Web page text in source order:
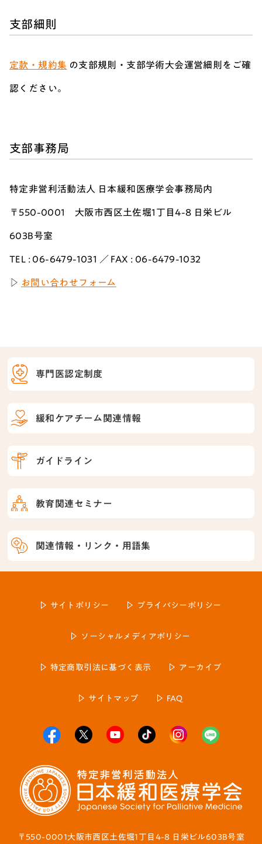
専門医認定制度
緩和ケアチーム関連情報
ガイドライン
教育関連セミナー
関連情報・リンク・用語集
支部細則
定款・規約集 の支部規則・支部学術大会運営細則をご確
認ください。
支部事務局
特定非営利活動法人 日本緩和医療学会事務局内
〒550-0001 大阪市西区土佐堀1丁目4-8 日栄ビル
603B号室
TEL : 06-6479-1031 ／ FAX : 06-6479-1032
▷ お問い合わせフォーム
〒550-0001大阪市西区土佐堀1丁目4-8 日栄ビル603B号室
サイトポリシー プライバシーポリシー
ソーシャルメディアポリシー
特定商取引法に基づく表示 アーカイブ
サイトマップ FAQ